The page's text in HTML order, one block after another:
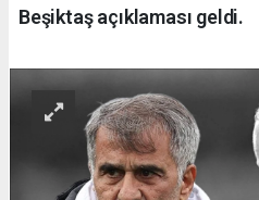
Beşiktaş açıklaması geldi.